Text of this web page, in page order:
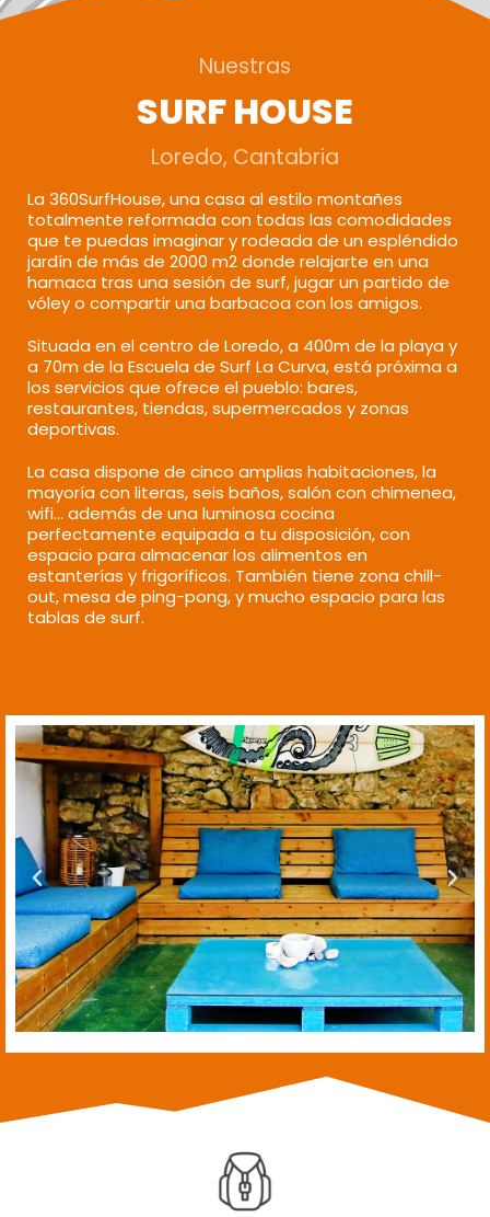
Nuestras
SURF HOUSE
Loredo, Cantabria
La 360SurfHouse, una casa al estilo montañes
totalmente reformada con todas las comodidades
que te puedas imaginary rodeada de un espléndido
jardín de más de 2000 m2 donde relajarte en una
hamaca tras una sesión de surf, jugar un partido de
vóley o compartir una barbacoa con los amigos.
Situada en el centro de Loredo, a 400m de la playa y
a 70m de la Escuela de Surf La Curva, está próxima a
los servicios que ofrece el pueblo: bares,
restaurantes, tiendas, supermercados y zonas
deportivas.
La casa dispone de cinco amplias habitaciones, la
mayoría con literas, seis baños, salón con chimenea,
wifi… además de una luminosa cocina
perfectamente equipada a tu disposición, con
espacio para almacenar los alimentos en
estanterías y frigoríficos. También tiene zona chill-
out, mesa de ping-pong, y mucho espacio para las
tablas de surf.